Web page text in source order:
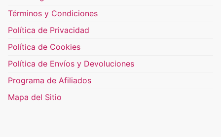
Términos y Condiciones
Política de Privacidad
Política de Cookies
Política de Envíos y Devoluciones
Programa de Afiliados
Mapa del Sitio